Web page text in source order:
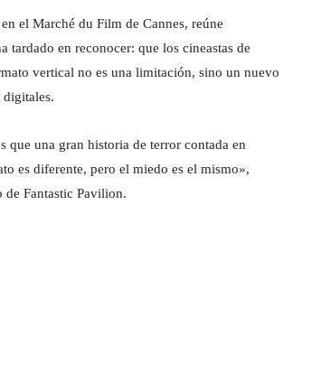
el Marché du Film de Cannes, reúne
tardado en reconocer: que los cineastas de
vertical no es una limitación, sino un nuevo
que una gran historia de terror contada en
es diferente, pero el miedo es el mismo»,
Fantastic Pavilion.